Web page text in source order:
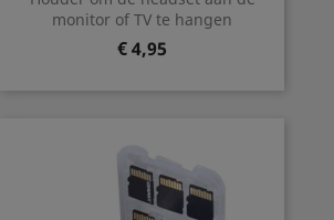
monitor of TV te hangen
Prijs
€ 4,95